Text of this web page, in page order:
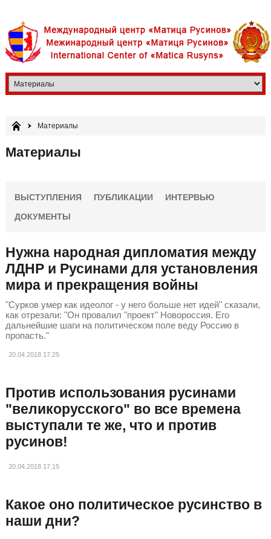
Материалы
Материалы
ВЫСТУПЛЕНИЯ ПУБЛИКАЦИИ
ИНТЕРВЬЮ
ДОКУМЕНТЫ
Нужна народная дипломатия между
ЛДНР и Русинами для установления
мира и прекращения войны
"Сурков умер как идеолог - у него больше нет идей" сказали,
как отрезали: "Он провалил "проект" Новороссия. Его
дальнейшие шаги на политическом поле веду Россию в
пропасть."
20.04.2018 17:25
Против использования русинами
"великорусского" во все времена
выступали те же, что и против
русинов!
20.04.2018 17:15
Какое оно политическое русинство в
наши дни?